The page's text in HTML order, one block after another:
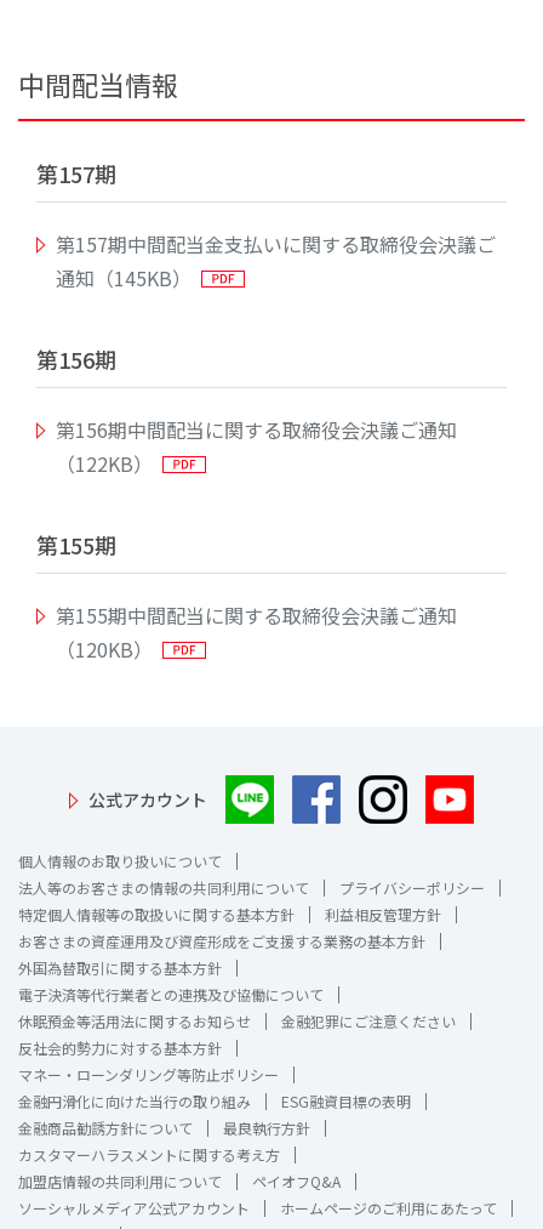
中間配当情報
第157期
第157期中間配当金支払いに関する取締役会決議ご
通知（145KB）
第156期
第156期中間配当に関する取締役会決議ご通知
（122KB）
第155期
第155期中間配当に関する取締役会決議ご通知
（120KB）
公式アカウント
個人情報のお取り扱いについて
法人等のお客さまの情報の共同利用について
プライバシーポリシー
特定個人情報等の取扱いに関する基本方針
利益相反管理方針
お客さまの資産運用及び資産形成をご支援する業務の基本方針
外国為替取引に関する基本方針
電子決済等代行業者との連携及び協働について
休眠預金等活用法に関するお知らせ
金融犯罪にご注意ください
反社会的勢力に対する基本方針
マネー・ローンダリング等防止ポリシー
金融円滑化に向けた当行の取り組み
ESG融資目標の表明
金融商品勧誘方針について
最良執行方針
カスタマーハラスメントに関する考え方
加盟店情報の共同利用について
ペイオフQ&A
ソーシャルメディア公式アカウント
ホームページのご利用にあたって